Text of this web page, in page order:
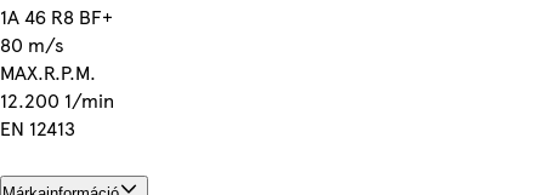
1A 46 R8 BF+
80 m/s
MAX.R.P.M.
12.200 1/min
EN 12413